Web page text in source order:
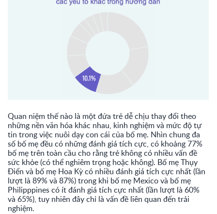
Quan niệm thế nào là một đứa trẻ dễ chịu thay đổi theo
những nền văn hóa khác nhau, kinh nghiệm và mức độ tự
tin trong việc nuôi dạy con cái của bố mẹ. Nhìn chung đa
số bố mẹ đều có những đánh giá tích cực, có khoảng 77%
bố mẹ trên toàn cầu cho rằng trẻ không có nhiều vấn đề
sức khỏe (có thể nghiêm trọng hoặc không). Bố mẹ Thụy
Điển và bố mẹ Hoa Kỳ có nhiều đánh giá tích cực nhất (lần
lượt là 89% và 87%) trong khi bố mẹ Mexico và bố mẹ
Philipppines có ít đánh giá tích cực nhất (lần lượt là 60%
và 65%), tuy nhiên đây chỉ là vấn đề liên quan đến trải
nghiệm.